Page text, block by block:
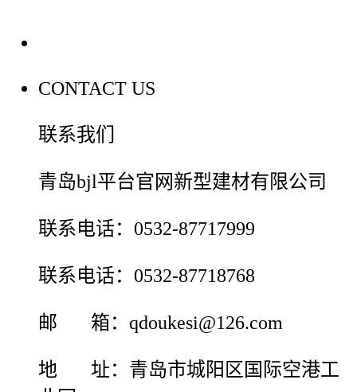
CONTACT US
联系我们
青岛bjl平台官网新型建材有限公司
联系电话：0532-87717999
联系电话：0532-87718768
邮 箱：qdoukesi@126.com
地 址：青岛市城阳区国际空港工